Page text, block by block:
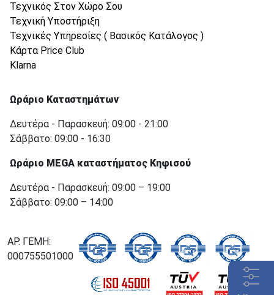
Τεχνικός Στον Χώρο Σου
Τεχνική Υποστήριξη
Τεχνικές Υπηρεσίες ( Βασικός Κατάλογος )
Κάρτα Price Club
Klarna
Ωράριο Καταστημάτων
Δευτέρα - Παρασκευή: 09:00 - 21:00
Σάββατο: 09:00 - 16:30
Ωράριο MEGA καταστήματος Κηφισού
Δευτέρα - Παρασκευή: 09:00 – 19:00
Σάββατο: 09:00 – 14:00
ΑΡ. ΓΕΜΗ:
000755501000